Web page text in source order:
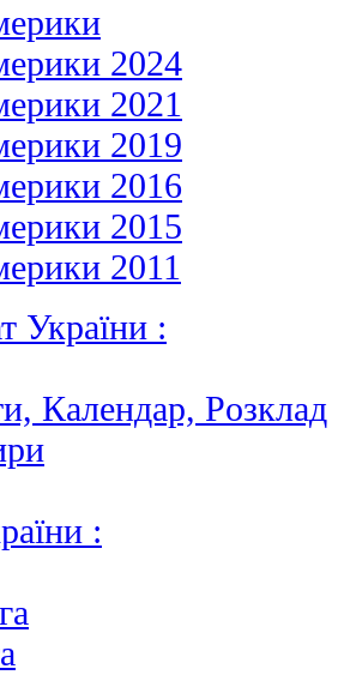
2024
2021
2019
2016
2015
2011
України :
Календар, Poзклад
: